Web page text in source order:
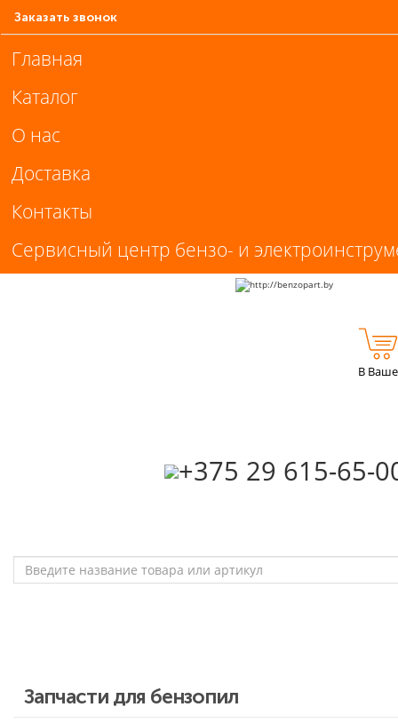
Заказать звонок
Главная
Каталог
О нас
Доставка
Контакты
Сервисный центр бензо- и
‎+375 29 615-65-
В
Запчасти для бензопил